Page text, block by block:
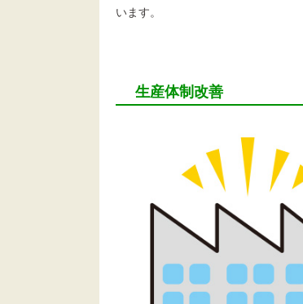
います。
生産体制改善